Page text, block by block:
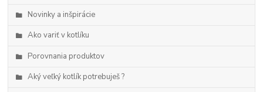
Novinky a inšpirácie
Ako variť v kotlíku
Porovnania produktov
Aký veľký kotlík potrebuješ ?